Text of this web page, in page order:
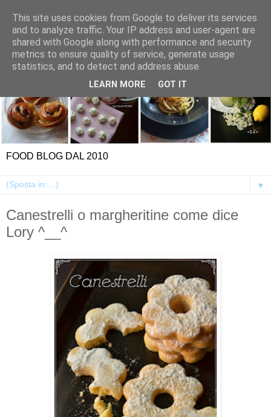
FOOD BLOG DAL 2010
▼
Canestrelli o margheritine come dice
Lory ^__^
This site uses cookies from Google to deliver its services
and to analyze traffic. Your IP address and user-agent are
shared with Google along with performance and security
metrics to ensure quality of service, generate usage
statistics, and to detect and address abuse.
LEARN MORE GOT IT